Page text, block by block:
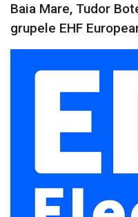
Baia Mare, Tudor
grupele EHF